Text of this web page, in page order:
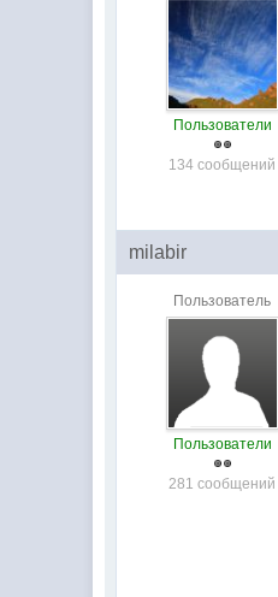
Пользователи
134 сообщений
milabir
Пользователь
Пользователи
281 сообщений